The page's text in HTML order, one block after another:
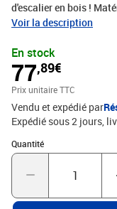
d'escalier en bois !
massif est connu pour
durée. Sa résistance
permet aux meubles
pendant des
d'escalier polyvalente
un emplacement idéal
objets décoratifs. Son
ajoutant à la fois
facile : grâce à sa
nettoyer avec un
l'escalier et la
Voir la description
En stock
77,89€
Prix unitaire TTC
Vendu et expédié par
Expédié sous 2 jours
Quantité
Quantité : 1